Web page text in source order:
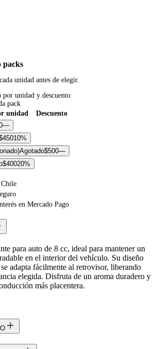
packs
unidad antes de elegir.
unidad y descuento
pack
unidad
Descuento
—
10%
Agotado$500—
$40020%
en Mercado Pago
para auto de 8 cc, ideal para mantener un
en el interior del vehículo. Su diseño
adapta fácilmente al retrovisor, liberando
elegida. Disfruta de un aroma duradero y
más placentera.